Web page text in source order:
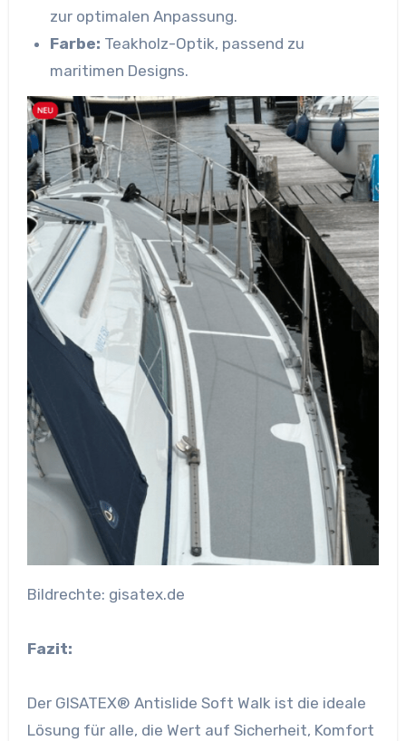
zur optimalen Anpassung.
Farbe: Teakholz-Optik, passend zu
maritimen Designs.
Bildrechte: gisatex.de
Fazit:
Der GISATEX® Antislide Soft Walk ist die ideale
Lösung für alle, die Wert auf Sicherheit, Komfort